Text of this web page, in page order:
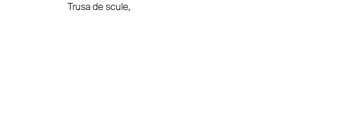
Trusa de scule,